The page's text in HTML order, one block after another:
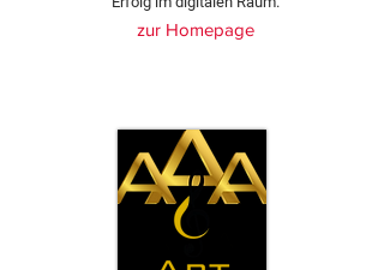
zur Homepage